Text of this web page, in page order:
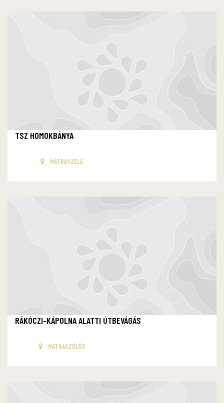
TSZ HOMOKBÁNYA
MÁTRASZELE
RÁKÓCZI-KÁPOLNA ALATTI ÚTBEVÁGÁS
MÁTRASZŐLŐS